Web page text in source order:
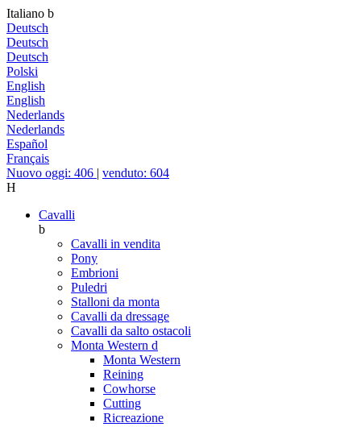
Italiano b
Deutsch
Deutsch
Deutsch
Polski
English
English
Nederlands
Nederlands
Español
Français
Nuovo oggi: 406 | venduto: 604
H
Cavalli
b
Cavalli in vendita
Pony
Embrioni
Puledri
Stalloni da monta
Cavalli da dressage
Cavalli da salto ostacoli
Monta Western d
Monta Western
Reining
Cowhorse
Cutting
Ricreazione